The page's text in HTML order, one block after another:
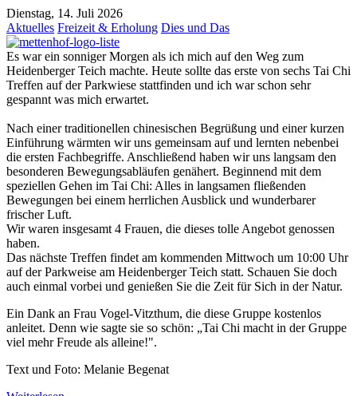
Dienstag, 14. Juli 2026
Aktuelles Freizeit & Erholung Dies und Das
Es war ein sonniger Morgen als ich mich auf den Weg zum
Heidenberger Teich machte. Heute sollte das erste von sechs Tai Chi
Treffen auf der Parkwiese stattfinden und ich war schon sehr
gespannt was mich erwartet.
Nach einer traditionellen chinesischen Begrüßung und einer kurzen
Einführung wärmten wir uns gemeinsam auf und lernten nebenbei
die ersten Fachbegriffe. Anschließend haben wir uns langsam den
besonderen Bewegungsabläufen genähert. Beginnend mit dem
speziellen Gehen im Tai Chi: Alles in langsamen fließenden
Bewegungen bei einem herrlichen Ausblick und wunderbarer
frischer Luft.
Wir waren insgesamt 4 Frauen, die dieses tolle Angebot genossen
haben.
Das nächste Treffen findet am kommenden Mittwoch um 10:00 Uhr
auf der Parkweise am Heidenberger Teich statt. Schauen Sie doch
auch einmal vorbei und genießen Sie die Zeit für Sich in der Natur.
Ein Dank an Frau Vogel-Vitzthum, die diese Gruppe kostenlos
anleitet. Denn wie sagte sie so schön: „Tai Chi macht in der Gruppe
viel mehr Freude als alleine!".
Text und Foto: Melanie Begenat